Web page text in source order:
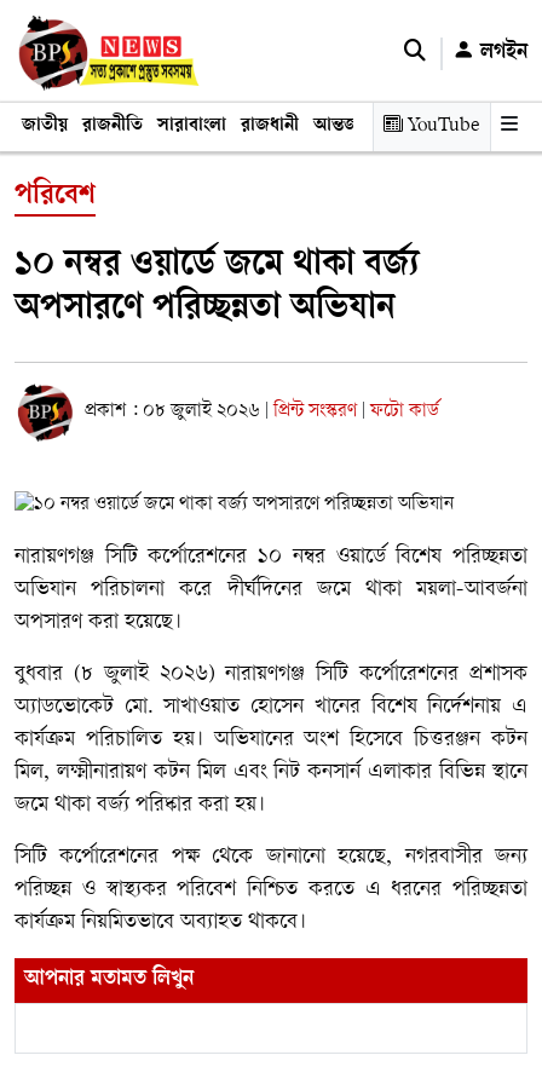
লগইন
জাতীয় রাজনীতি সারাবাংলা রাজধানী আন্তর্জাতিক অর্থনীতি তথ্য
YouTube
পরিবেশ
১০ নম্বর ওয়ার্ডে জমে থাকা বর্জ্য
অপসারণে পরিচ্ছন্নতা অভিযান
প্রকাশ : ০৮ জুলাই ২০২৬ প্রিন্ট সংস্করণ ফটো কার্ড
নারায়ণগঞ্জ সিটি কর্পোরেশনের ১০ নম্বর ওয়ার্ডে বিশেষ পরিচ্ছন্নতা
অভিযান পরিচালনা করে দীর্ঘদিনের জমে থাকা ময়লা-আবর্জনা
অপসারণ করা হয়েছে।
বুধবার (৮ জুলাই ২০২৬) নারায়ণগঞ্জ সিটি কর্পোরেশনের প্রশাসক
অ্যাডভোকেট মো. সাখাওয়াত হোসেন খানের বিশেষ নির্দেশনায় এ
কার্যক্রম পরিচালিত হয়। অভিযানের অংশ হিসেবে চিত্তরঞ্জন কটন
মিল, লক্ষ্মীনারায়ণ কটন মিল এবং নিট কনসার্ন এলাকার বিভিন্ন স্থানে
জমে থাকা বর্জ্য পরিষ্কার করা হয়।
সিটি কর্পোরেশনের পক্ষ থেকে জানানো হয়েছে, নগরবাসীর জন্য
পরিচ্ছন্ন ও স্বাস্থ্যকর পরিবেশ নিশ্চিত করতে এ ধরনের পরিচ্ছন্নতা
কার্যক্রম নিয়মিতভাবে অব্যাহত থাকবে।
আপনার মতামত লিখুন